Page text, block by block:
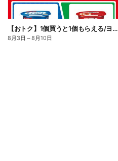
【おトク】1個買うと1個もらえる/ヨーグルト
8月3日 ～8月10日